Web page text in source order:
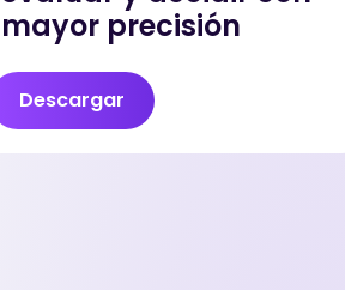
mayor precisión
Descargar